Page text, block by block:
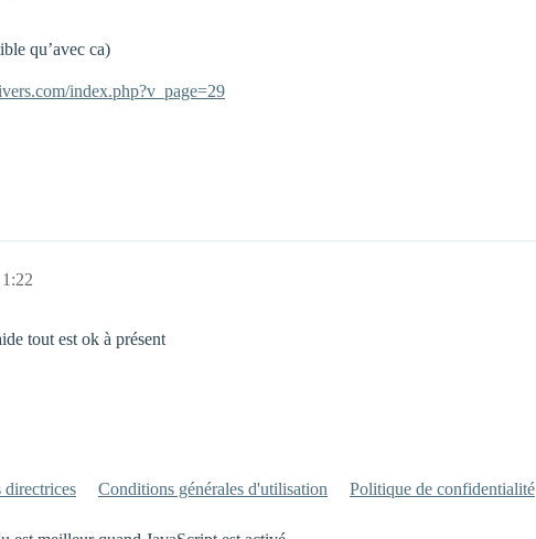
qu’avec ca)
index.php?v_page=29
tout est ok à présent
directrices Conditions générales d'utilisation Politique de confidentialité